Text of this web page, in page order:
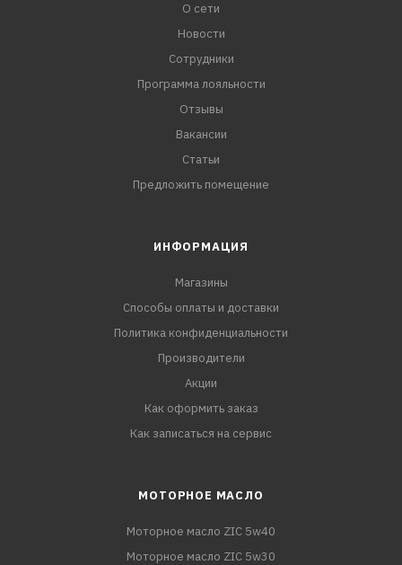
О сети
Новости
Сотрудники
Программа лояльности
Отзывы
Вакансии
Статьи
Предложить помещение
ИНФОРМАЦИЯ
Магазины
Способы оплаты и доставки
Политика конфиденциальности
Производители
Акции
Как оформить заказ
Как записаться на сервис
МОТОРНОЕ МАСЛО
Моторное масло ZIC 5w40
Моторное масло ZIC 5w30